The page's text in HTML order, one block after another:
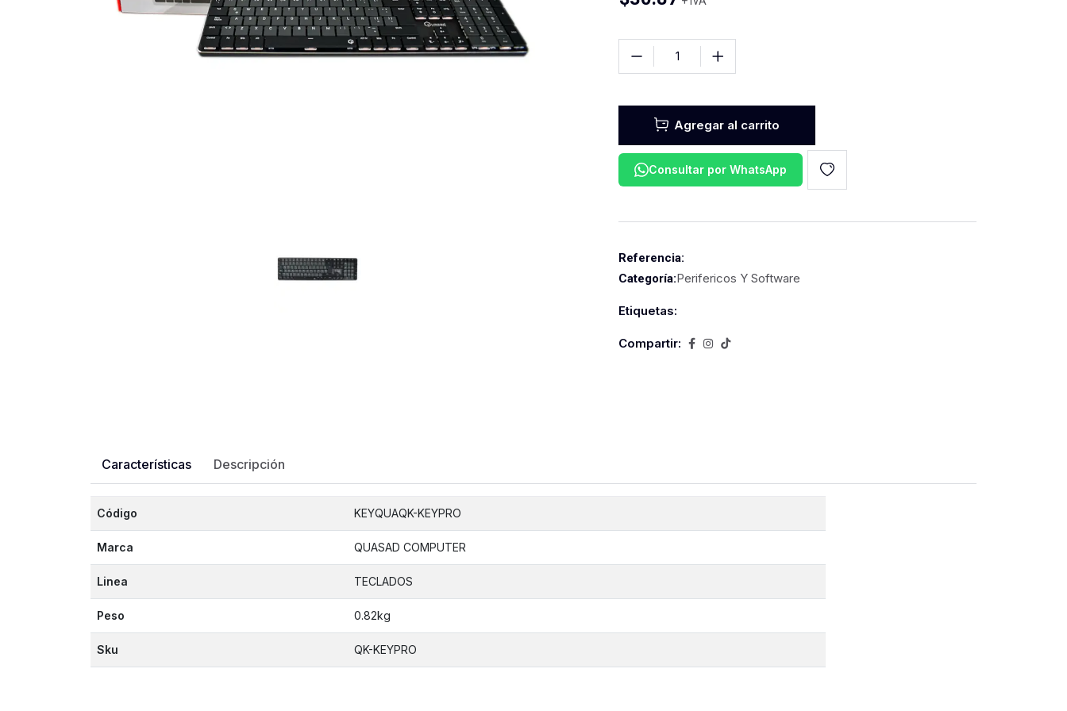
Agregar al carrito
Consultar por WhatsApp
Referencia:
Categoría:Perifericos Y Software
Etiquetas:
Compartir:
Características Descripción
Código KEYQUAQK-KEYPRO
Marca QUASAD COMPUTER
Linea TECLADOS
Peso 0.82kg
Sku QK-KEYPRO